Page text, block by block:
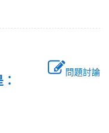
問題討論